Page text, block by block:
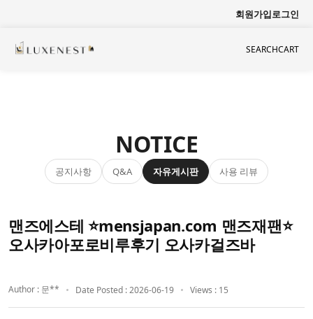
회원가입로그인
SEARCHCART
NOTICE
공지사항 Q&A 자유게시판 사용 리뷰
맨즈에스테 ⭐mensjapan.com 맨즈재팬⭐
오사카아포로비루후기 오사카걸즈바
Author : 문** Date Posted : 2026-06-19 Views : 15